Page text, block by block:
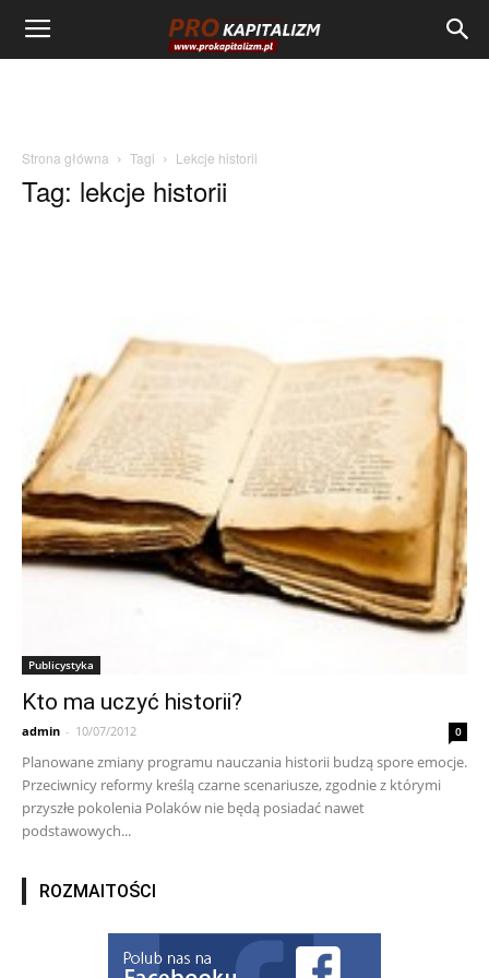
Strona główna Tagi Lekcje historii
Tag: lekcje historii
Publicystyka
Kto ma uczyć historii?
admin - 10/07/2012 0
Planowane zmiany programu nauczania historii budzą spore emocje.
Przeciwnicy reformy kreślą czarne scenariusze, zgodnie z którymi
przyszłe pokolenia Polaków nie będą posiadać nawet
podstawowych...
ROZMAITOŚCI